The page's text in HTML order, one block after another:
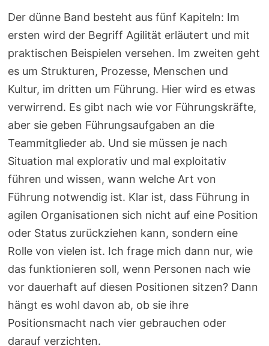
Der dünne Band besteht aus fünf Kapiteln: Im
ersten wird der Begriff Agilität erläutert und mit
praktischen Beispielen versehen. Im zweiten geht
es um Strukturen, Prozesse, Menschen und
Kultur, im dritten um Führung. Hier wird es etwas
verwirrend. Es gibt nach wie vor Führungskräfte,
aber sie geben Führungsaufgaben an die
Teammitglieder ab. Und sie müssen je nach
Situation mal explorativ und mal exploitativ
führen und wissen, wann welche Art von
Führung notwendig ist. Klar ist, dass Führung in
agilen Organisationen sich nicht auf eine Position
oder Status zurückziehen kann, sondern eine
Rolle von vielen ist. Ich frage mich dann nur, wie
das funktionieren soll, wenn Personen nach wie
vor dauerhaft auf diesen Positionen sitzen? Dann
hängt es wohl davon ab, ob sie ihre
Positionsmacht nach vier gebrauchen oder
darauf verzichten.